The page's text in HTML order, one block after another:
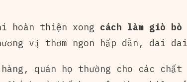
hoàn thiện xong cách làm giò bò
vị thơm ngon hấp dẫn, dai
quán họ thường cho các